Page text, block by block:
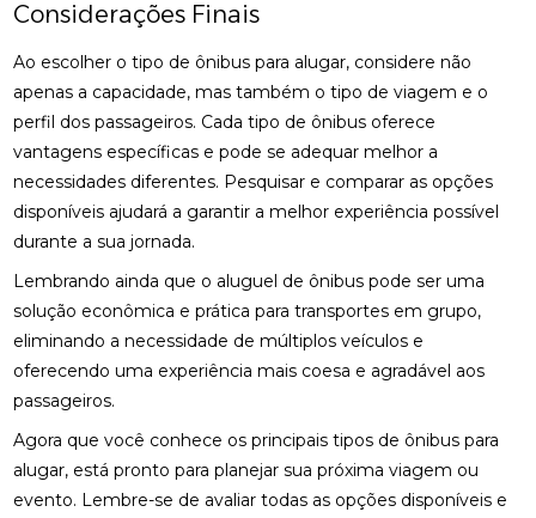
Considerações Finais
Ao escolher o tipo de ônibus para alugar, considere não
apenas a capacidade, mas também o tipo de viagem e o
perfil dos passageiros. Cada tipo de ônibus oferece
vantagens específicas e pode se adequar melhor a
necessidades diferentes. Pesquisar e comparar as opções
disponíveis ajudará a garantir a melhor experiência possível
durante a sua jornada.
Lembrando ainda que o aluguel de ônibus pode ser uma
solução econômica e prática para transportes em grupo,
eliminando a necessidade de múltiplos veículos e
oferecendo uma experiência mais coesa e agradável aos
passageiros.
Agora que você conhece os principais tipos de ônibus para
alugar, está pronto para planejar sua próxima viagem ou
evento. Lembre-se de avaliar todas as opções disponíveis e